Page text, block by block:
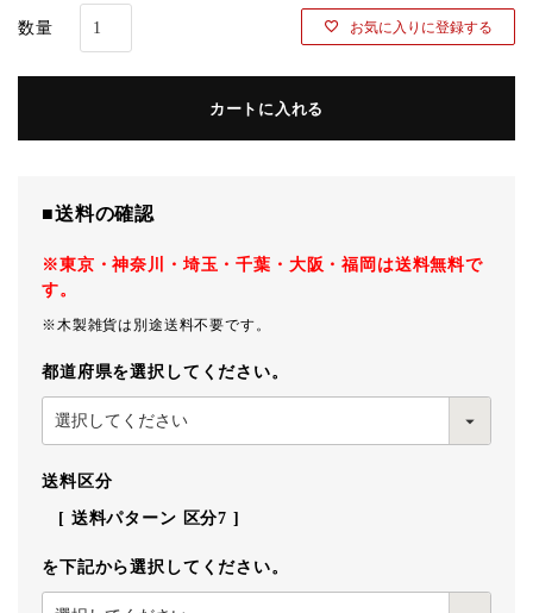
お気に入りに登録する
カートに入れる
■送料の確認
※東京・神奈川・埼玉・千葉・大阪・福岡は送料無料で
す。
※木製雑貨は別途送料不要です。
都道府県を選択してください。
送料区分
送料パターン 区分7
を下記から選択してください。